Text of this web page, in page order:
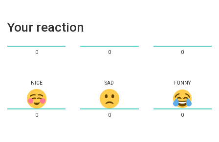
Your reaction
0
NICE
0
SAD
0
FUNNY
0 0 0